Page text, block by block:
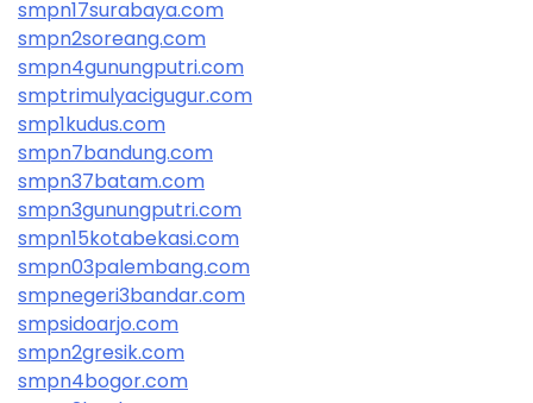
smpn17surabaya.com
smpn2soreang.com
smpn4gunungputri.com
smptrimulyacigugur.com
smp1kudus.com
smpn7bandung.com
smpn37batam.com
smpn3gunungputri.com
smpn15kotabekasi.com
smpn03palembang.com
smpnegeri3bandar.com
smpsidoarjo.com
smpn2gresik.com
smpn4bogor.com